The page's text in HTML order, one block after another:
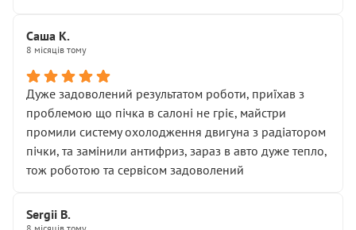
Саша К.
8 місяців тому
Дуже задоволений результатом роботи, приїхав з
проблемою що пічка в салоні не гріє, майстри
промили систему охолодження двигуна з радіатором
пічки, та замінили антифриз, зараз в авто дуже тепло,
тож роботою та сервісом задоволений
Sergii B.